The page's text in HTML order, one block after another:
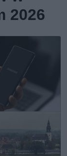
2026